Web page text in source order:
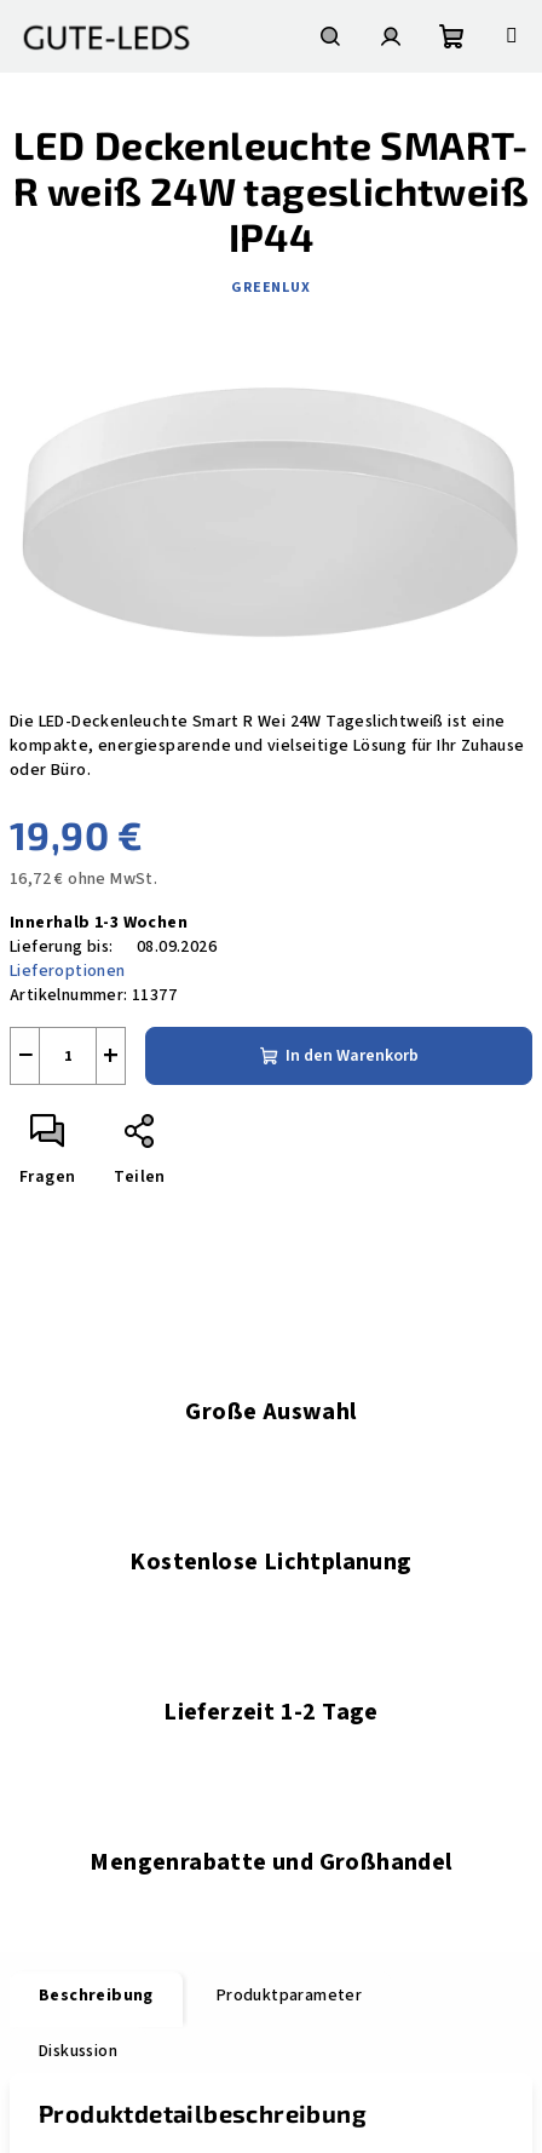
Inhalt
Die LED-Deckenleuchte Smart R Wei 24W Tageslichtweiß ist eine
kompakte, energiesparende und vielseitige Lösung für Ihr Zuhause
oder Büro.
19,90 €
16,72 € ohne MwSt.
Innerhalb 1-3 Wochen
Lieferung bis:
08.09.2026
Lieferoptionen
Artikelnummer: 11377
+
− In den Warenkorb
Fragen Teilen
LED Deckenleuchte SMART-
R weiß 24W tageslichtweiß
IP44
GREENLUX
Große Auswahl
Kostenlose Lichtplanung
Lieferzeit 1-2 Tage
Mengenrabatte und Großhandel
Beschreibung Produktparameter
Diskussion
Produktdetailbeschreibung